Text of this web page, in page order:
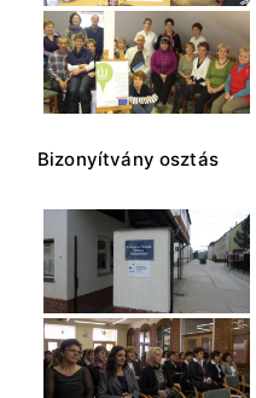
Bizonyítvány osztás